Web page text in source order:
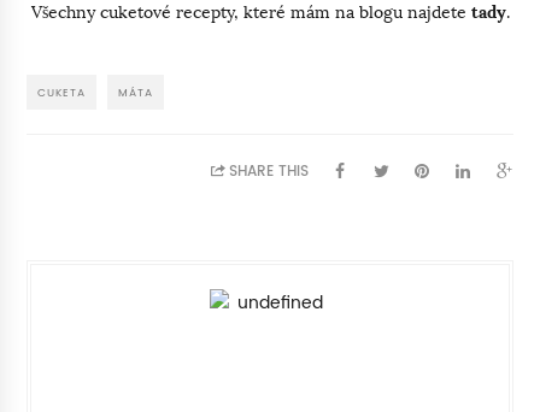
Všechny cuketové recepty, které mám na blogu najdete tady.
CUKETA MÁTA
SHARE THIS